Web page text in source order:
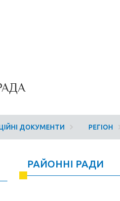
ДОКУМЕНТИ РЕГІОН
РАЙОННІ РАДИ